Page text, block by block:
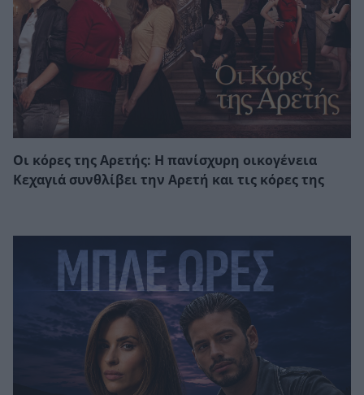
Οι κόρες της Αρετής: Η πανίσχυρη οικογένεια
Κεχαγιά συνθλίβει την Αρετή και τις κόρες της